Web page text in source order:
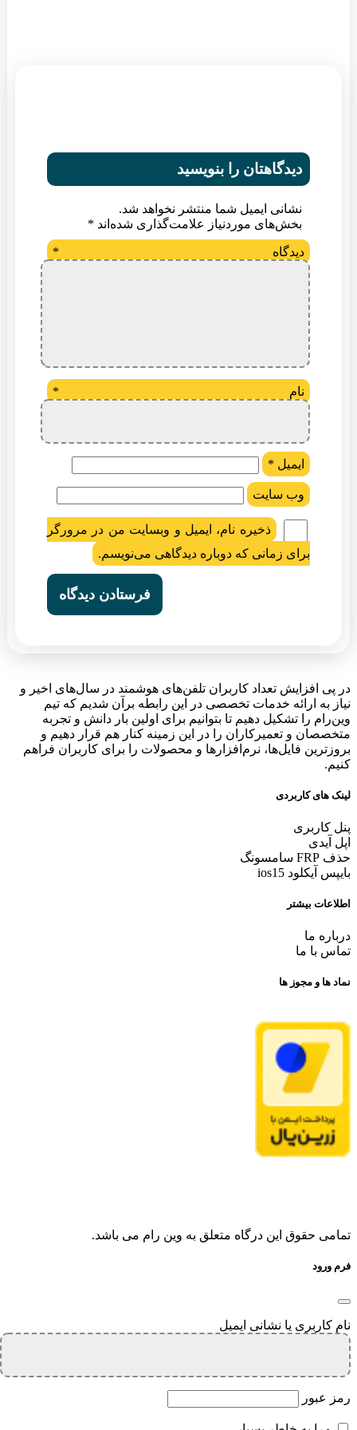
دیدگاهتان را بنویسید
نشانی ایمیل شما منتشر نخواهد شد.
بخش‌های موردنیاز علامت‌گذاری شده‌اند *
دیدگاه *
نام *
ایمیل *
وب‌ سایت
ذخیره نام، ایمیل و وبسایت من در مرورگر
برای زمانی که دوباره دیدگاهی می‌نویسم.
در پی افزایش تعداد کاربران تلفن‌های هوشمند در سال‌های اخیر و
نیاز به ارائه خدمات تخصصی در این رابطه برآن شدیم که تیم
وین‌رام را تشکیل دهیم تا بتوانیم برای اولین بار دانش و تجربه
متخصصان و تعمیرکاران را در این زمینه کنار هم قرار دهیم و
بروزترین فایل‌ها، نرم‌افزارها و محصولات را برای کاربران فراهم
کنیم.
لینک های کاربردی
پنل کاربری
اپل آیدی
حذف FRP سامسونگ
بایپس آیکلود ios15
اطلاعات بیشتر
درباره ما
تماس با ما
نماد ها و مجوز ها
تمامی حقوق این درگاه متعلق به وین رام می باشد.
فرم ورود
نام کاربری یا نشانی ایمیل
رمز عبور